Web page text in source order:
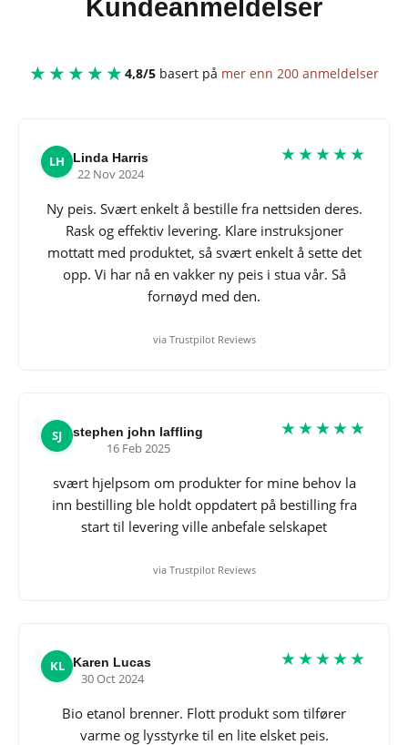
Kundeanmeldelser
★★★★★ 4,8/5 basert på mer enn 200 anmeldelser
LH Linda Harris
22 Nov 2024
★★★★★
Ny peis. Svært enkelt å bestille fra nettsiden deres.
Rask og effektiv levering. Klare instruksjoner
mottatt med produktet, så svært enkelt å sette det
opp. Vi har nå en vakker ny peis i stua vår. Så
fornøyd med den.
via Trustpilot Reviews
SJ stephen john laffling
16 Feb 2025
★★★★★
svært hjelpsom om produkter for mine behov la
inn bestilling ble holdt oppdatert på bestilling fra
start til levering ville anbefale selskapet
via Trustpilot Reviews
KL Karen Lucas
30 Oct 2024
★★★★★
Bio etanol brenner. Flott produkt som tilfører
varme og lysstyrke til en lite elsket peis.